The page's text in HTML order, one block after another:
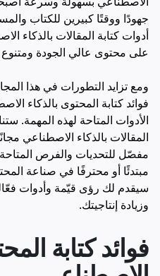
جهودًا ووقتًا كبيرين للكتاب
أدوات كتابة المقالات بالذكاء
على محتوى عالي الجودة
ومع تزايد التطورات في هذا
فوائد كتابة المحتوى بالذكاء
الأدوات المتاحة لهذه المهمة.
المقالات بالذكاء الاصطناعي
مفصّل للتحديات والفرص
مبتدئًا أو محترفًا في صناعة
سيقدم لك رؤى قيّمة وأدوات
وزيادة إنتاجيتك.
فوائد كتابة